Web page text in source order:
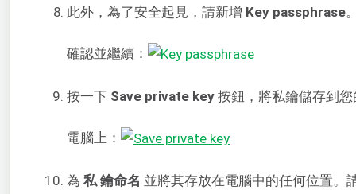
此外，為了安全起見，請新增 Key passphrase
確認並繼續：
按一下 Save private key 按鈕，將私鑰儲存到您
電腦上：
為 私 鑰命名 並將其存放在電腦中的任何位置。